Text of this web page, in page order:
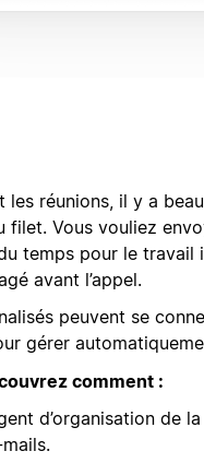
les réunions, il y a
filet. Vous vouliez
temps pour le travail
avant l’appel.
peuvent se
gérer
comment :
d’organisation de